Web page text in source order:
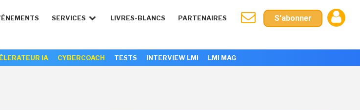
SERVICES LIVRES-BLANCS PARTENAIRES S'abonner
IA CYBERCOACH TESTS INTERVIEW LMI LMI MAG